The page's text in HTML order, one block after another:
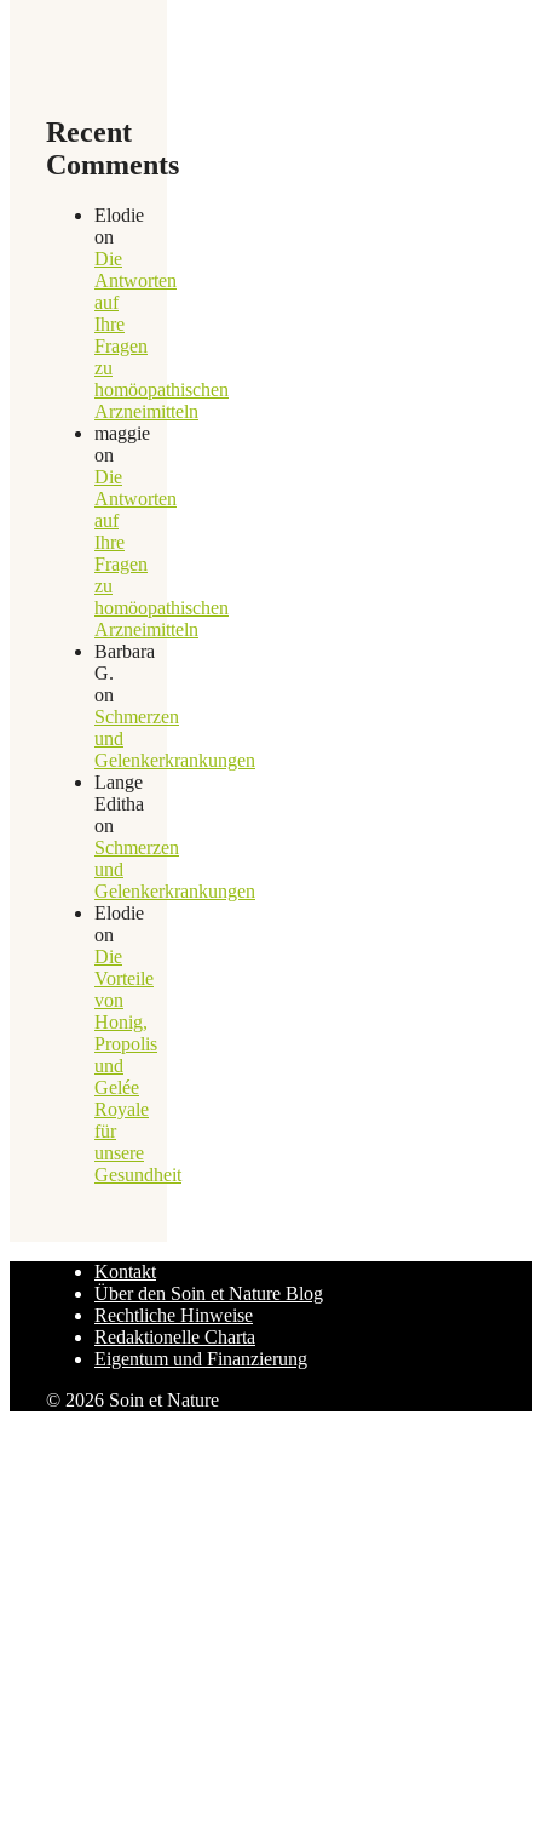
Recent
Comments
Elodie
on
Die
Antworten
auf
Ihre
Fragen
zu
homöopathischen
Arzneimitteln
maggie
on
Die
Antworten
auf
Ihre
Fragen
zu
homöopathischen
Arzneimitteln
Barbara
G.
on
Schmerzen
und
Gelenkerkrankungen
Lange
Editha
on
Schmerzen
und
Gelenkerkrankungen
Elodie
on
Die
Vorteile
von
Honig,
Propolis
und
Gelée
Royale
für
unsere
Gesundheit
Kontakt
Über den Soin et Nature Blog
Rechtliche Hinweise
Redaktionelle Charta
Eigentum und Finanzierung
© 2026 Soin et Nature